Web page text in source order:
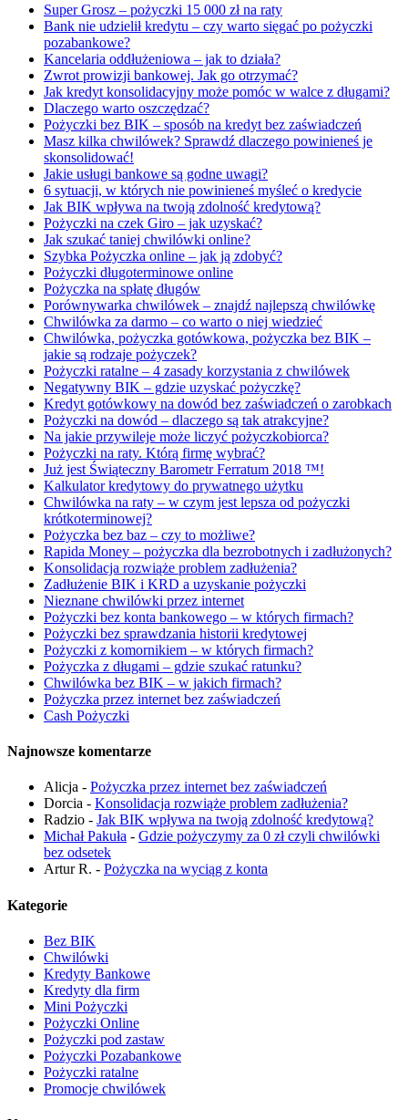
Super Grosz – pożyczki 15 000 zł na raty
Bank nie udzielił kredytu – czy warto sięgać po pożyczki
pozabankowe?
Kancelaria oddłużeniowa – jak to działa?
Zwrot prowizji bankowej. Jak go otrzymać?
Jak kredyt konsolidacyjny może pomóc w walce z długami?
Dlaczego warto oszczędzać?
Pożyczki bez BIK – sposób na kredyt bez zaświadczeń
Masz kilka chwilówek? Sprawdź dlaczego powinieneś je
skonsolidować!
Jakie usługi bankowe są godne uwagi?
6 sytuacji, w których nie powinieneś myśleć o kredycie
Jak BIK wpływa na twoją zdolność kredytową?
Pożyczki na czek Giro – jak uzyskać?
Jak szukać taniej chwilówki online?
Szybka Pożyczka online – jak ją zdobyć?
Pożyczki długoterminowe online
Pożyczka na spłatę długów
Porównywarka chwilówek – znajdź najlepszą chwilówkę
Chwilówka za darmo – co warto o niej wiedzieć
Chwilówka, pożyczka gotówkowa, pożyczka bez BIK –
jakie są rodzaje pożyczek?
Pożyczki ratalne – 4 zasady korzystania z chwilówek
Negatywny BIK – gdzie uzyskać pożyczkę?
Kredyt gotówkowy na dowód bez zaświadczeń o zarobkach
Pożyczki na dowód – dlaczego są tak atrakcyjne?
Na jakie przywileje może liczyć pożyczkobiorca?
Pożyczki na raty. Którą firmę wybrać?
Już jest Świąteczny Barometr Ferratum 2018 ™!
Kalkulator kredytowy do prywatnego użytku
Chwilówka na raty – w czym jest lepsza od pożyczki
krótkoterminowej?
Pożyczka bez baz – czy to możliwe?
Rapida Money – pożyczka dla bezrobotnych i zadłużonych?
Konsolidacja rozwiąże problem zadłużenia?
Zadłużenie BIK i KRD a uzyskanie pożyczki
Nieznane chwilówki przez internet
Pożyczki bez konta bankowego – w których firmach?
Pożyczki bez sprawdzania historii kredytowej
Pożyczki z komornikiem – w których firmach?
Pożyczka z długami – gdzie szukać ratunku?
Chwilówka bez BIK – w jakich firmach?
Pożyczka przez internet bez zaświadczeń
Cash Pożyczki
Najnowsze komentarze
Alicja - Pożyczka przez internet bez zaświadczeń
Dorcia - Konsolidacja rozwiąże problem zadłużenia?
Radzio - Jak BIK wpływa na twoją zdolność kredytową?
Michał Pakuła - Gdzie pożyczymy za 0 zł czyli chwilówki
bez odsetek
Artur R. - Pożyczka na wyciąg z konta
Kategorie
Bez BIK
Chwilówki
Kredyty Bankowe
Kredyty dla firm
Mini Pożyczki
Pożyczki Online
Pożyczki pod zastaw
Pożyczki Pozabankowe
Pożyczki ratalne
Promocje chwilówek